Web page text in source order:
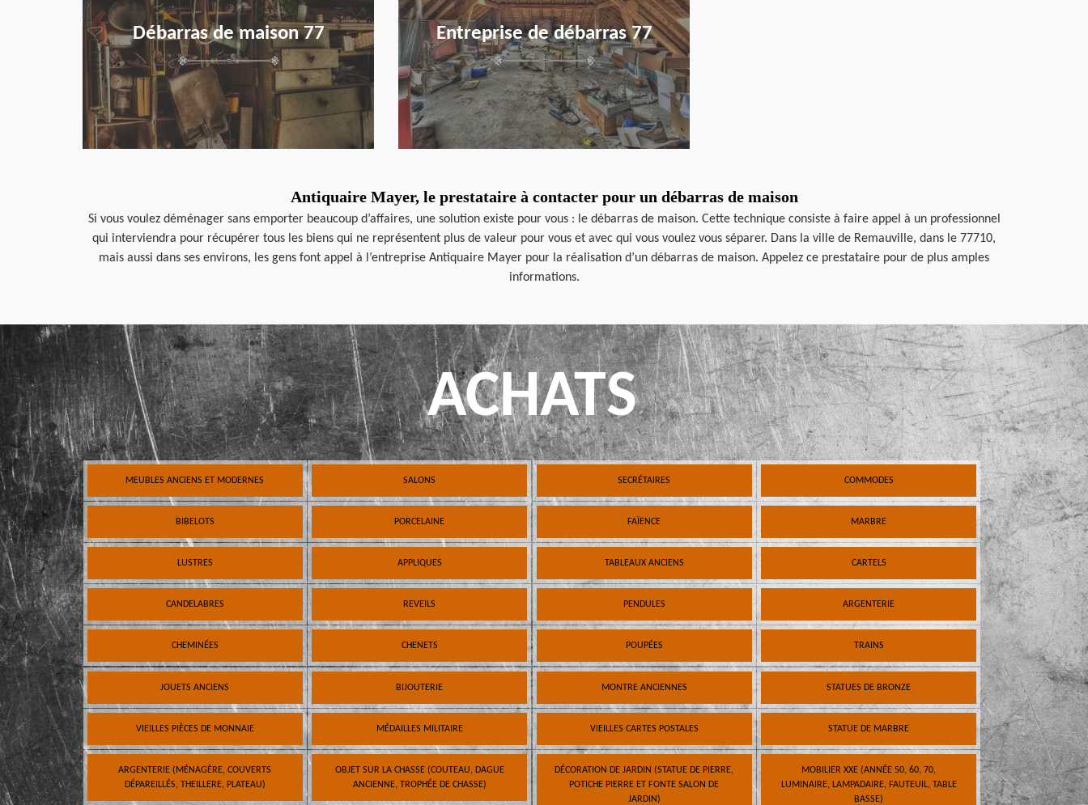
Débarras de maison 77 Entreprise de débarras 77
Antiquaire Mayer, le prestataire à contacter pour un débarras de maison
Si vous voulez déménager sans emporter beaucoup d’affaires, une solution existe pour vous : le débarras de maison. Cette technique consiste à faire appel à un professionnel
qui interviendra pour récupérer tous les biens qui ne représentent plus de valeur pour vous et avec qui vous voulez vous séparer. Dans la ville de Remauville, dans le 77710,
mais aussi dans ses environs, les gens font appel à l’entreprise Antiquaire Mayer pour la réalisation d’un débarras de maison. Appelez ce prestataire pour de plus amples
informations.
ACHATS
MEUBLES ANCIENS ET MODERNES SALONS SECRÉTAIRES COMMODES
BIBELOTS PORCELAINE FAÏENCE MARBRE
LUSTRES APPLIQUES TABLEAUX ANCIENS CARTELS
CANDELABRES REVEILS PENDULES ARGENTERIE
CHEMINÉES CHENETS POUPÉES TRAINS
JOUETS ANCIENS BIJOUTERIE MONTRE ANCIENNES STATUES DE BRONZE
VIEILLES PIÈCES DE MONNAIE MÉDAILLES MILITAIRE VIEILLES CARTES POSTALES STATUE DE MARBRE
ARGENTERIE (MÉNAGÈRE, COUVERTS
DÉPAREILLÉS, THEILLERE, PLATEAU)
OBJET SUR LA CHASSE (COUTEAU, DAGUE
ANCIENNE, TROPHÉE DE CHASSE)
DÉCORATION DE JARDIN (STATUE DE PIERRE,
POTICHE PIERRE ET FONTE SALON DE
JARDIN)
MOBILIER XXE (ANNÉE 50, 60, 70,
LUMINAIRE, LAMPADAIRE, FAUTEUIL, TABLE
BASSE)